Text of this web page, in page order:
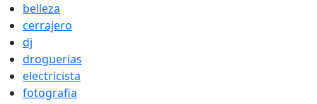
belleza
cerrajero
dj
droguerias
electricista
fotografia